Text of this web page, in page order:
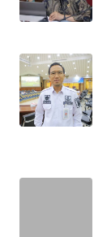
RIAU
WN
SERAMBI
WN
JAMBI